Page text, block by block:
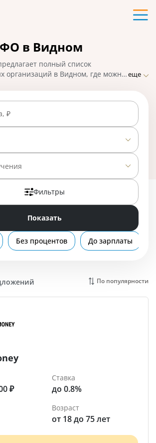
в Видном
полный список
организаций в Видном, где можно
проверками, быстрым оформлением
одобрения заявок. На
28 предложений со ставкой
еще
₽
Фильтры
Показать
Без процентов До зарплаты
По популярности
₽
Ставка
до 0.8%
Возраст
от 18 до 75 лет